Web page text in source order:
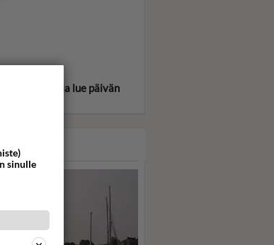
ja lue päivän
sinulle